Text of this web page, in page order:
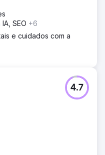
SEO +6
e cuidados com a
4.7